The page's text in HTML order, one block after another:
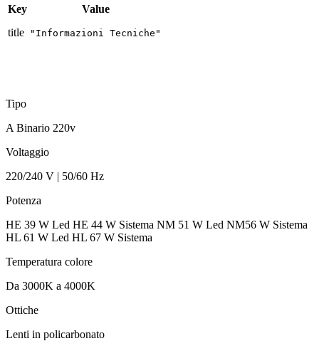
Key
Value
title
"Informazioni Tecniche"
Tipo
A Binario 220v
Voltaggio
220/240 V | 50/60 Hz
Potenza
HE 39 W Led HE 44 W Sistema NM 51 W Led NM56 W Sistema
HL 61 W Led HL 67 W Sistema
Temperatura colore
Da 3000K a 4000K
Ottiche
Lenti in policarbonato